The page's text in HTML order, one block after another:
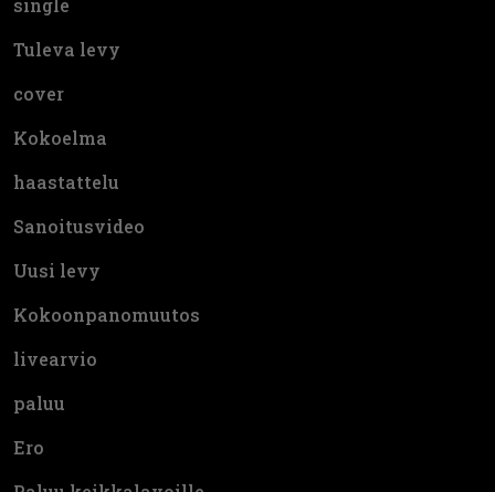
single
Tuleva levy
cover
Kokoelma
haastattelu
Sanoitusvideo
Uusi levy
Kokoonpanomuutos
livearvio
paluu
Ero